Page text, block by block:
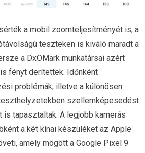
a mobil zoomteljesítményét is, a
teszteken is kiváló maradt a
a DxOMark munkatársai azért
fényt derítettek. Időnként
problémák, illetve a különösen
szellemképesedést
is tapasztaltak. A legjobb kamerás
a két kínai készüléket az Apple
amely mögött a Google Pixel 9